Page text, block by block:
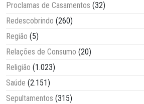
Proclamas de Casamentos (32)
Redescobrindo (260)
Região (5)
Relações de Consumo (20)
Religião (1.023)
Saúde (2.151)
Sepultamentos (315)